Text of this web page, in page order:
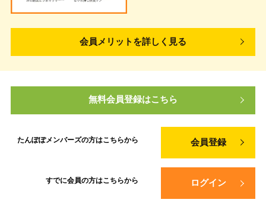
会員メリットを詳しく見る
無料会員登録はこちら
たんぽぽメンバーズの方はこちらから 会員登録
すでに会員の方はこちらから ログイン